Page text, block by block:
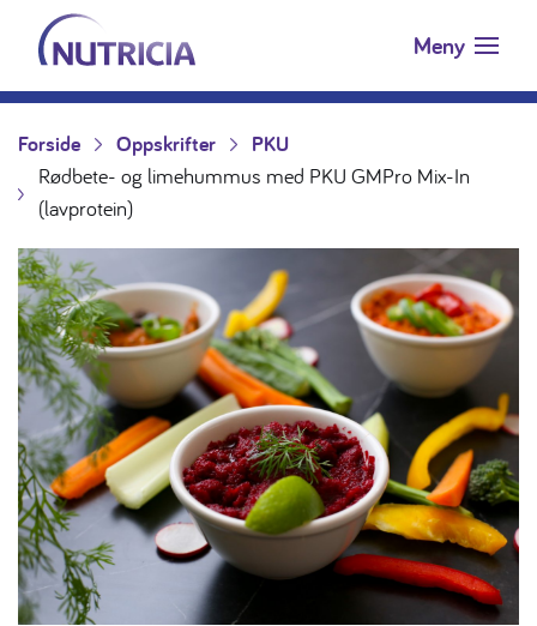
Hopp til innholdet
Nutricia.no Meny
Forside Oppskrifter
PKU
Rødbete- og limehummus med PKU GMPro Mix-In
(lavprotein)